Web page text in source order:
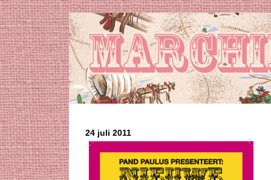
24 juli 2011